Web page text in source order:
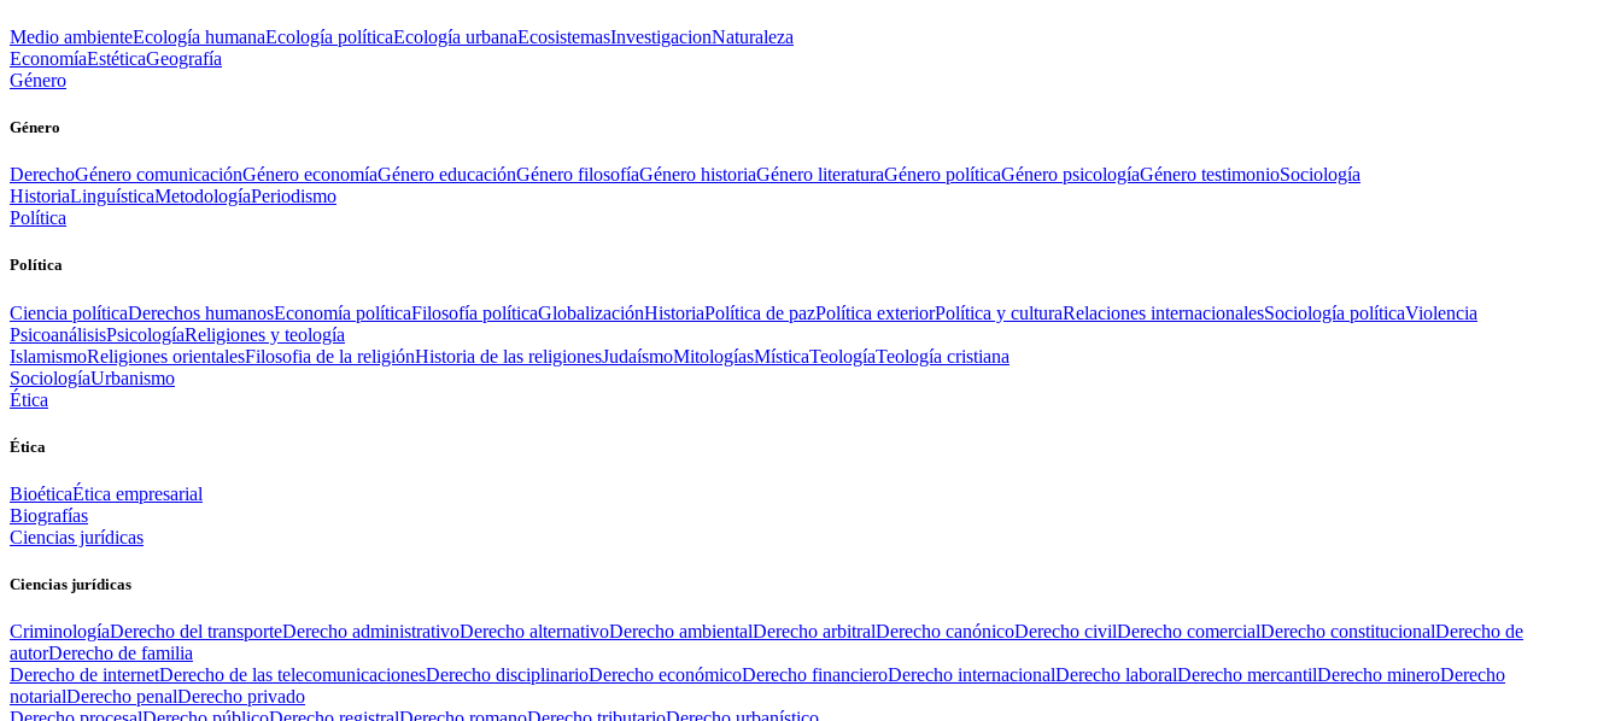
Medio ambienteEcología humanaEcología políticaEcología urbanaEcosistemasInvestigacionNaturaleza
EconomíaEstéticaGeografía
Género
Género
DerechoGénero comunicaciónGénero economíaGénero educaciónGénero filosofíaGénero historiaGénero literaturaGénero políticaGénero psicologíaGénero testimonioSociología
HistoriaLinguísticaMetodologíaPeriodismo
Política
Política
Ciencia políticaDerechos humanosEconomía políticaFilosofía políticaGlobalizaciónHistoriaPolítica de pazPolítica exteriorPolítica y culturaRelaciones internacionalesSociología políticaViolencia
PsicoanálisisPsicologíaReligiones y teología
IslamismoReligiones orientalesFilosofia de la religiónHistoria de las religionesJudaísmoMitologíasMísticaTeologíaTeología cristiana
SociologíaUrbanismo
Ética
Ética
BioéticaÉtica empresarial
Biografías
Ciencias jurídicas
Ciencias jurídicas
CriminologíaDerecho del transporteDerecho administrativoDerecho alternativoDerecho ambientalDerecho arbitralDerecho canónicoDerecho civilDerecho comercialDerecho constitucionalDerecho de
autorDerecho de familia
Derecho de internetDerecho de las telecomunicacionesDerecho disciplinarioDerecho económicoDerecho financieroDerecho internacionalDerecho laboralDerecho mercantilDerecho mineroDerecho
notarialDerecho penalDerecho privado